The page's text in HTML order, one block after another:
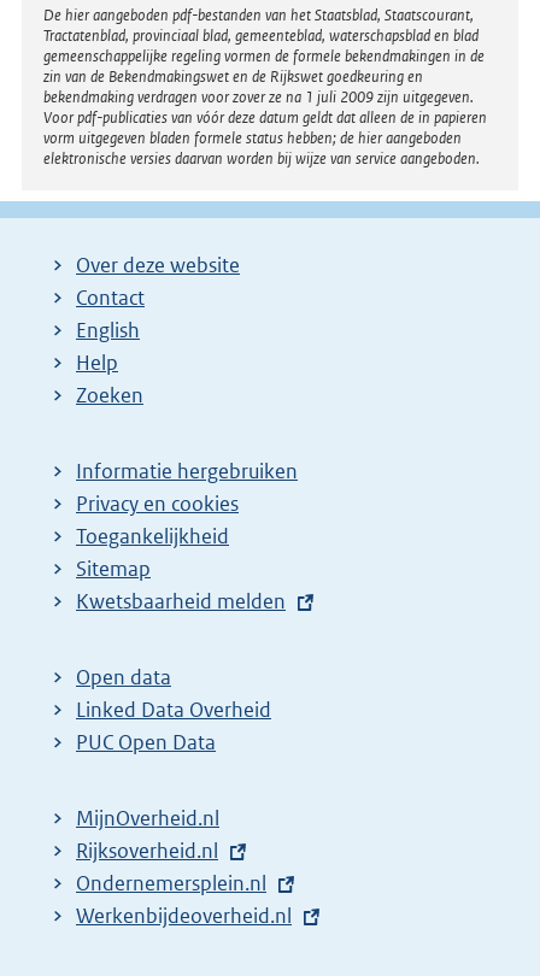
Disclaimer
De hier aangeboden pdf-bestanden van het Staatsblad, Staatscourant,
Tractatenblad, provinciaal blad, gemeenteblad, waterschapsblad en blad
gemeenschappelijke regeling vormen de formele bekendmakingen in de
zin van de Bekendmakingswet en de Rijkswet goedkeuring en
bekendmaking verdragen voor zover ze na 1 juli 2009 zijn uitgegeven.
Voor pdf-publicaties van vóór deze datum geldt dat alleen de in papieren
vorm uitgegeven bladen formele status hebben; de hier aangeboden
elektronische versies daarvan worden bij wijze van service aangeboden.
Over deze website
Contact
English
Help
Zoeken
Informatie hergebruiken
Privacy en cookies
Toegankelijkheid
Sitemap
E
t
e
r
l
i
n
k
Kwetsbaarheid melden
Open data
Linked Data Overheid
PUC Open Data
MijnOverheid.nl
E
x
t
Rijksoverheid.nl
E
x
Ondernemersplein.nl
E
Werkenbijdeoverheid.nl